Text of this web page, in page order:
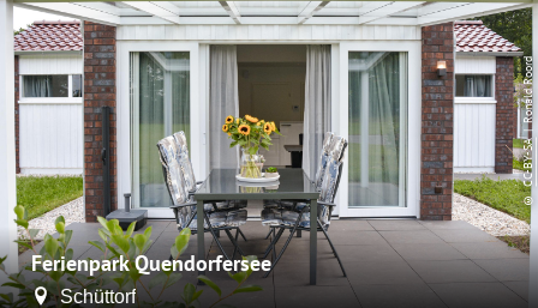
©
CC-BY-SA
| Ronald Roord
Ferienpark Quendorfersee
Schüttorf